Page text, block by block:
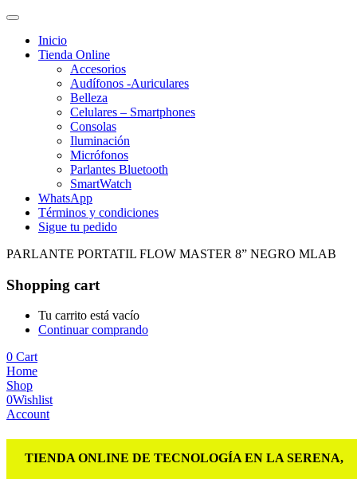
Inicio
Tienda Online
Accesorios
Audífonos -Auriculares
Belleza
Celulares – Smartphones
Consolas
Iluminación
Micrófonos
Parlantes Bluetooth
SmartWatch
WhatsApp
Términos y condiciones
Sigue tu pedido
PARLANTE PORTATIL FLOW MASTER 8” NEGRO MLAB
Shopping cart
Tu carrito está vacío
Continuar comprando
0 Cart
Home
Shop
0Wishlist
Account
TIENDA ONLINE DE TECNOLOGÍA EN LA SERENA,